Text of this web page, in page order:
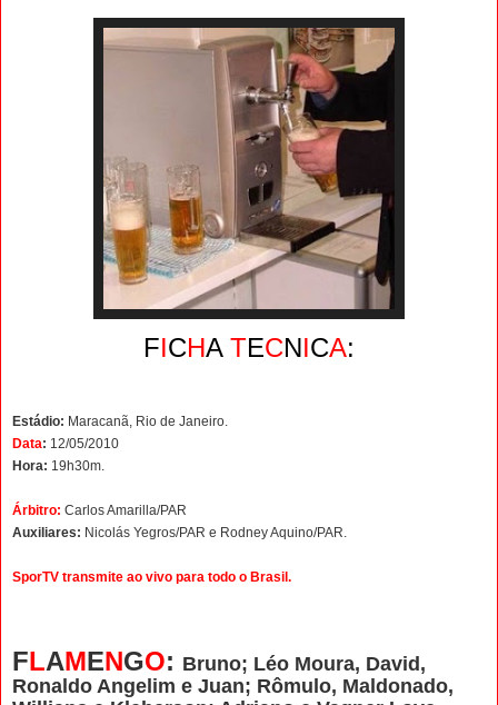
FICHA TECNICA:
Estádio: Maracanã, Rio de Janeiro.
Data: 12/05/2010
Hora: 19h30m.
Árbitro: Carlos Amarilla/PAR
Auxiliares: Nicolás Yegros/PAR e Rodney Aquino/PAR.
SporTV transmite ao vivo para todo o Brasil.
FLAMENGO: Bruno; Léo Moura, David,
Ronaldo Angelim e Juan; Rômulo, Maldonado,